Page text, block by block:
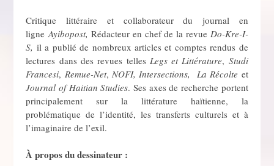
Critique littéraire et collaborateur du journal en
ligneAyibopost, Rédacteur en chef de la revue Do-Kre-I-
S, il a publié de nombreux articles et comptes rendus de
lectures dans des revues telles Legs et Littérature, Studi
Francesi, Remue-Net, NOFI, Intersections, La Récolte et
Journal of Haitian Studies. Ses axes de recherche portent
principalement sur la littérature haïtienne, la
problématique de l’identité, les transferts culturels et à
l’imaginaire de l’exil.
À propos du dessinateur :